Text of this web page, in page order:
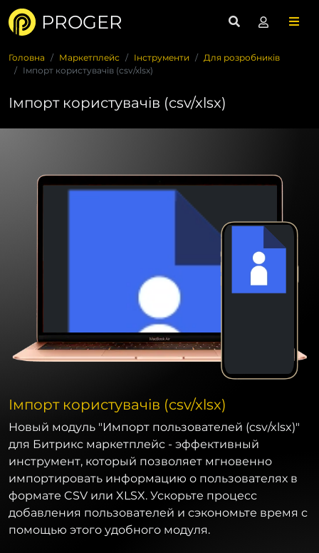
PROGER
Головна Маркетплейс Інструменти
Для розробників
Імпорт користувачів (csv/xlsx)
Імпорт користувачів (csv/xlsx)
Імпорт користувачів (csv/xlsx)
Новый модуль "Импорт пользователей (csv/xlsx)"
для Битрикс маркетплейс - эффективный
инструмент, который позволяет мгновенно
импортировать информацию о пользователях в
формате CSV или XLSX. Ускорьте процесс
добавления пользователей и сэкономьте время с
помощью этого удобного модуля.